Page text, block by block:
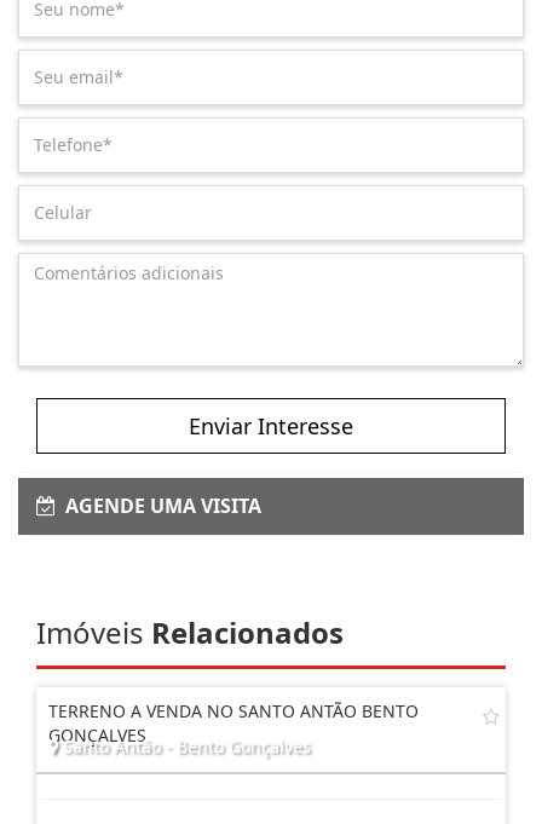
Enviar Interesse
AGENDE UMA VISITA
Imóveis Relacionados
TERRENO A VENDA NO SANTO ANTÃO BENTO
GONÇALVES
Santo Antão - Bento Gonçalves